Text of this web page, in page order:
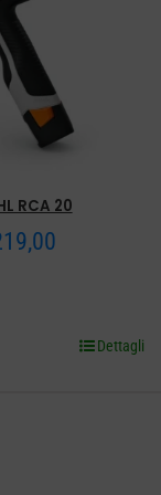
RCA 20
Fascia
Dettagli